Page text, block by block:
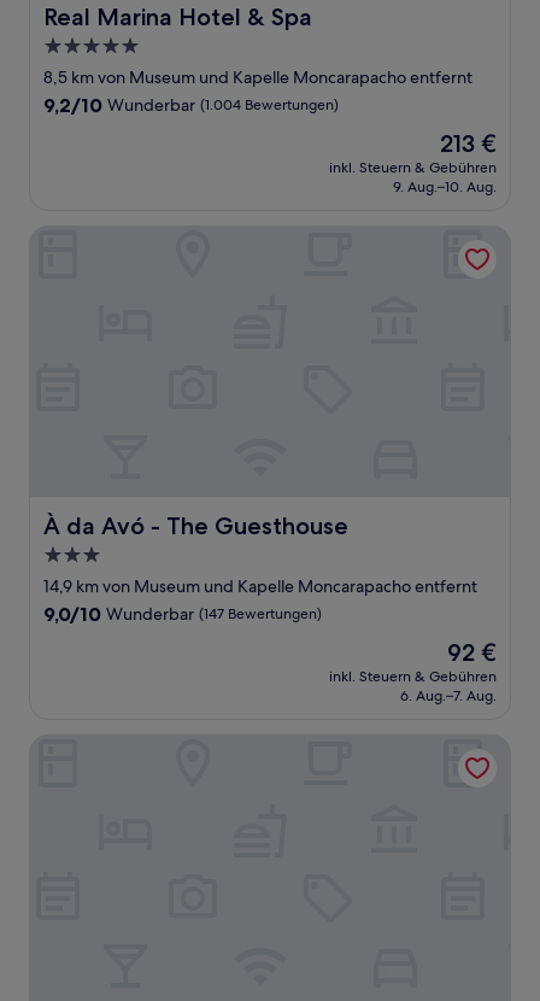
Real Marina Hotel & Spa
Real Marina Hotel & Spa
5.0-
Sterne-
Unterkunft
8,5 km von Museum und Kapelle Moncarapacho entfernt
9.2
9,2/10 Wunderbar (1.004 Bewertungen)
Der
Preis
beträgt
213 €
inkl. Steuern & Gebühren
9. Aug.–10. Aug.
À da Avó - The Guesthouse
À da Avó - The Guesthouse
3.0-
Sterne-
Unterkunft
14,9 km von Museum und Kapelle Moncarapacho entfernt
9.0
9,0/10 Wunderbar (147 Bewertungen)
Der
Preis
beträgt
92 €
inkl. Steuern & Gebühren
6. Aug.–7. Aug.